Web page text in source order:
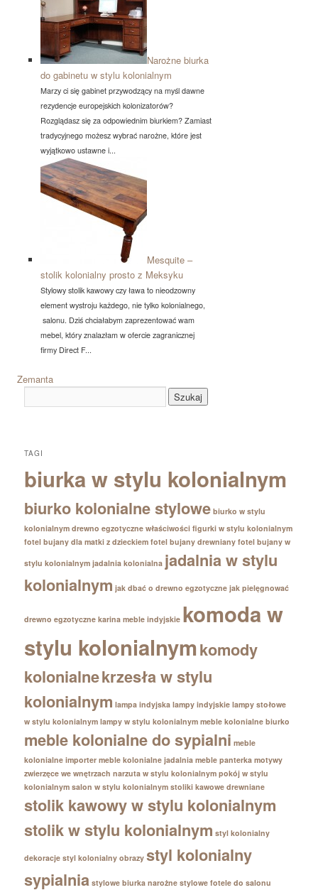
Narożne biurka
do gabinetu w stylu kolonialnym
Marzy ci się gabinet przywodzący na myśl dawne
rezydencje europejskich kolonizatorów?
Rozglądasz się za odpowiednim biurkiem? Zamiast
tradycyjnego możesz wybrać narożne, które jest
wyjątkowo ustawne i...
Mesquite –
stolik kolonialny prosto z Meksyku
Stylowy stolik kawowy czy ława to nieodzowny
element wystroju każdego, nie tylko kolonialnego,
salonu. Dziś chciałabym zaprezentować wam
mebel, który znalazłam w ofercie zagranicznej
firmy Direct F...
Zemanta
TAGI
biurka w stylu kolonialnym
biurko kolonialne stylowe biurko w stylu
kolonialnym drewno egzotyczne właściwości figurki w stylu kolonialnym
fotel bujany dla matki z dzieckiem fotel bujany drewniany fotel bujany w
stylu kolonialnym jadalnia kolonialna jadalnia w stylu
kolonialnym jak dbać o drewno egzotyczne jak pielęgnować
drewno egzotyczne karina meble indyjskie komoda w
stylu kolonialnymkomody
kolonialnekrzesła w stylu
kolonialnym lampa indyjska lampy indyjskie lampy stołowe
w stylu kolonialnym lampy w stylu kolonialnym meble kolonialne biurko
meble kolonialne do sypialni meble
kolonialne importer meble kolonialne jadalnia meble panterka motywy
zwierzęce we wnętrzach narzuta w stylu kolonialnym pokój w stylu
kolonialnym salon w stylu kolonialnym stoliki kawowe drewniane
stolik kawowy w stylu kolonialnym
stolik w stylu kolonialnym styl kolonialny
dekoracje styl kolonialny obrazy styl kolonialny
sypialnia stylowe biurka narożne stylowe fotele do salonu